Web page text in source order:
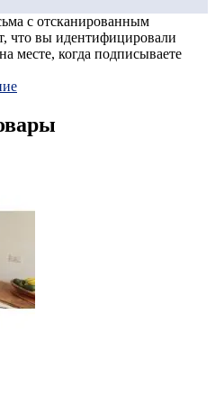
с отсканированным
что вы идентифицировали
месте, когда подписываете